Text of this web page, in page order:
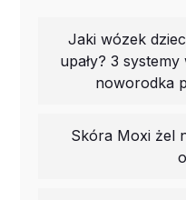
Jaki wózek
upały? 3
noworodka
Skóra Moxi żel